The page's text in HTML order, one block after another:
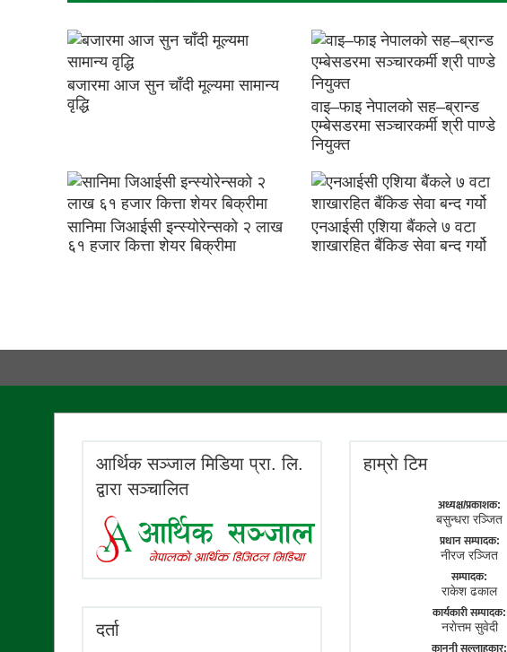
बजारमा आज सुन चाँदी मूल्यमा सामान्य
वृद्धि
वाइ–फाइ नेपालको सह–ब्रान्ड
एम्बेसडरमा सञ्चारकर्मी श्री पाण्डे
नियुक्त
सानिमा जिआईसी इन्स्योरेन्सको २ लाख
६१ हजार कित्ता शेयर बिक्रीमा
एनआईसी एशिया बैंकले ७ वटा
शाखारहित बैंकिङ सेवा बन्द गर्यो
आर्थिक सञ्जाल मिडिया प्रा. लि.
द्वारा सञ्चालित
दर्ता
हाम्राे टिम
अध्यक्ष/प्रकाशक:
बसुन्धरा रञ्जित
प्रधान सम्पादक:
नीरज रञ्जित
सम्पादक:
राकेश ढकाल
कार्यकारी सम्पादक:
नराेत्तम सुवेदी
कानुनी सल्लाहकार: